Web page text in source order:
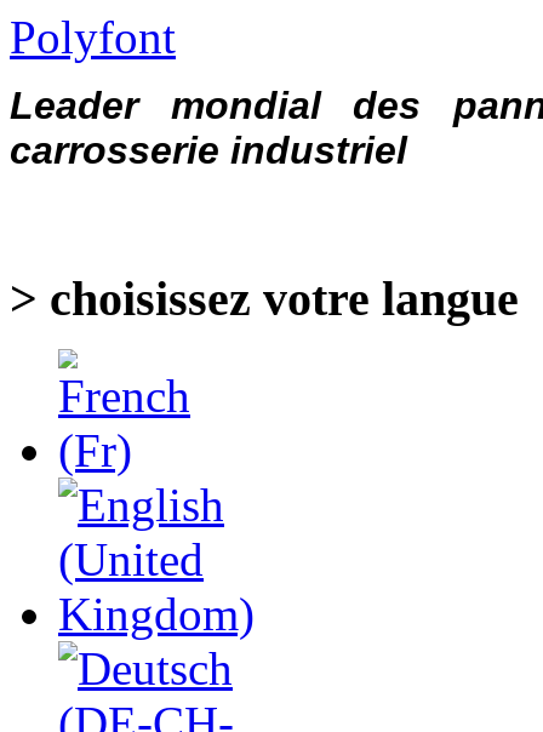
Polyfont
Leader mondial des
carrosserie industriel
> choisissez votre langue